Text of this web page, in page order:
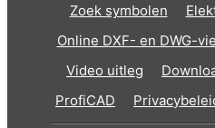
Zoek symbolen
Online DXF- en DWG-
Video uitleg
ProfiCAD